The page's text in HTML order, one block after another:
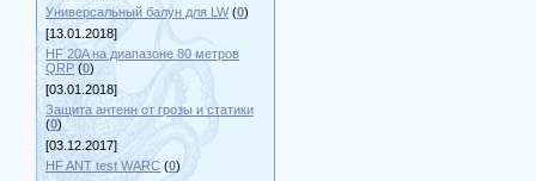
Универсальный балун для LW (0)
[13.01.2018]
HF 20A на диапазоне 80 метров
QRP (0)
[03.01.2018]
Защита антенн от грозы и статики
(0)
[03.12.2017]
HF ANT test WARC (0)